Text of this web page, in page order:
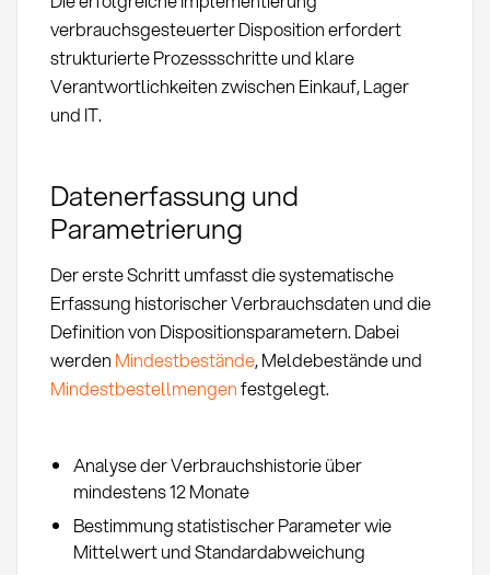
verbrauchsgesteuerter Disposition erfordert
strukturierte Prozessschritte und klare
Verantwortlichkeiten zwischen Einkauf, Lager
und IT.
Datenerfassung und
Parametrierung
Der erste Schritt umfasst die systematische
Erfassung historischer Verbrauchsdaten und die
Definition von Dispositionsparametern. Dabei
werden Mindestbestände, Meldebestände und
Mindestbestellmengenfestgelegt.
Analyse der Verbrauchshistorie über
mindestens 12 Monate
Bestimmung statistischer Parameter wie
Mittelwert und Standardabweichung